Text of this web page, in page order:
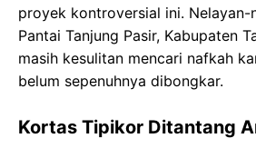
proyek kontroversial ini. Nelayan-
Pantai Tanjung Pasir, Kabupaten
masih kesulitan mencari nafkah
belum sepenuhnya dibongkar.
Kortas Tipikor Ditantang